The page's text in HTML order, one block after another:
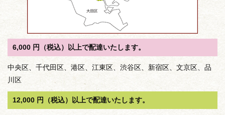
6,000 円（税込）以上で配達いたします。
中央区、千代田区、港区、江東区、渋谷区、新宿区、文京区、品
川区
12,000 円（税込）以上で配達いたします。